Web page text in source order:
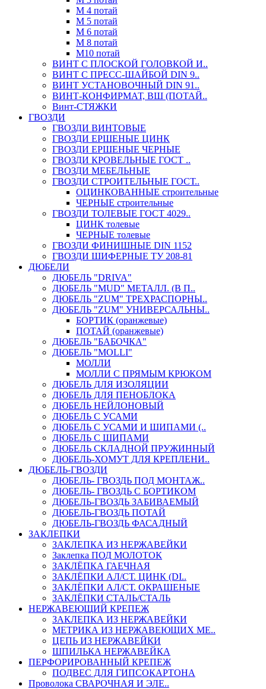
М 4 потай
М 5 потай
М 6 потай
М 8 потай
М10 потай
ВИНТ С ПЛОСКОЙ ГОЛОВКОЙ И..
ВИНТ С ПРЕСС-ШАЙБОЙ DIN 9..
ВИНТ УСТАНОВОЧНЫЙ DIN 91..
ВИНТ-КОНФИРМАТ, ВШ (ПОТАЙ..
Винт-СТЯЖКИ
ГВОЗДИ
ГВОЗДИ ВИНТОВЫЕ
ГВОЗДИ ЕРШЕНЫЕ ЦИНК
ГВОЗДИ ЕРШЕНЫЕ ЧЕРНЫЕ
ГВОЗДИ КРОВЕЛЬНЫЕ ГОСТ ..
ГВОЗДИ МЕБЕЛЬНЫЕ
ГВОЗДИ СТРОИТЕЛЬНЫЕ ГОСТ..
ОЦИНКОВАННЫЕ строительные
ЧЕРНЫЕ строительные
ГВОЗДИ ТОЛЕВЫЕ ГОСТ 4029..
ЦИНК толевые
ЧЕРНЫЕ толевые
ГВОЗДИ ФИНИШНЫЕ DIN 1152
ГВОЗДИ ШИФЕРНЫЕ ТУ 208-81
ДЮБЕЛИ
ДЮБЕЛЬ "DRIVA"
ДЮБЕЛЬ "MUD" МЕТАЛЛ. (В П..
ДЮБЕЛЬ "ZUM" ТРЕХРАСПОРНЫ..
ДЮБЕЛЬ "ZUM" УНИВЕРСАЛЬНЫ..
БОРТИК (оранжевые)
ПОТАЙ (оранжевые)
ДЮБЕЛЬ "БАБОЧКА"
ДЮБЕЛЬ "МOLLI"
МОЛЛИ
МОЛЛИ С ПРЯМЫМ КРЮКОМ
ДЮБЕЛЬ ДЛЯ ИЗОЛЯЦИИ
ДЮБЕЛЬ ДЛЯ ПЕНОБЛОКА
ДЮБЕЛЬ НЕЙЛОНОВЫЙ
ДЮБЕЛЬ С УСАМИ
ДЮБЕЛЬ С УСАМИ И ШИПАМИ (..
ДЮБЕЛЬ С ШИПАМИ
ДЮБЕЛЬ СКЛАДНОЙ ПРУЖИННЫЙ
ДЮБЕЛЬ-ХОМУТ ДЛЯ КРЕПЛЕНИ..
ДЮБЕЛЬ-ГВОЗДИ
ДЮБЕЛЬ- ГВОЗДЬ ПОД МОНТАЖ..
ДЮБЕЛЬ- ГВОЗДЬ С БОРТИКОМ
ДЮБЕЛЬ-ГВОЗДЬ ЗАБИВАЕМЫЙ
ДЮБЕЛЬ-ГВОЗДЬ ПОТАЙ
ДЮБЕЛЬ-ГВОЗДЬ ФАСАДНЫЙ
ЗАКЛЕПКИ
ЗАКЛЕПКА ИЗ НЕРЖАВЕЙКИ
Заклепка ПОД МОЛОТОК
ЗАКЛЁПКА ГАЕЧНАЯ
ЗАКЛЁПКИ АЛ/СТ. ЦИНК (DI..
ЗАКЛЁПКИ АЛ/СТ. ОКРАШЕНЫЕ
ЗАКЛЁПКИ СТАЛЬ/СТАЛЬ
НЕРЖАВЕЮЩИЙ КРЕПЕЖ
ЗАКЛЕПКА ИЗ НЕРЖАВЕЙКИ
МЕТРИКА ИЗ НЕРЖАВЕЮЩИХ МЕ..
ЦЕПЬ ИЗ НЕРЖАВЕЙКИ
ШПИЛЬКА НЕРЖАВЕЙКА
ПЕРФОРИРОВАННЫЙ КРЕПЕЖ
ПОДВЕС ДЛЯ ГИПСОКАРТОНА
Проволока СВАРОЧНАЯ И ЭЛЕ..